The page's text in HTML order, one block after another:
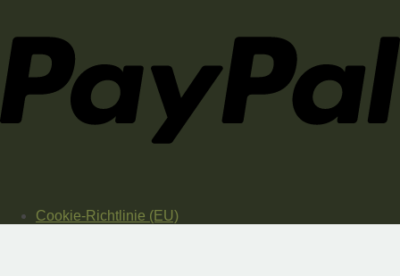
Cookie-Richtlinie (EU)